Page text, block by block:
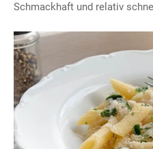
Schmackhaft und relativ